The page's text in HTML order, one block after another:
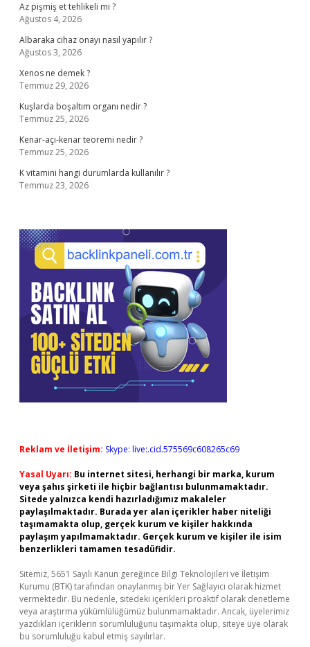
Az pişmiş et tehlikeli mi ?
Ağustos 4, 2026
Albaraka cihaz onayı nasıl yapılır ?
Ağustos 3, 2026
Xenos ne demek ?
Temmuz 29, 2026
Kuşlarda boşaltım organı nedir ?
Temmuz 25, 2026
Kenar-açı-kenar teoremi nedir ?
Temmuz 25, 2026
K vitamini hangi durumlarda kullanılır ?
Temmuz 23, 2026
Reklam ve İletişim: Skype: live:.cid.575569c608265c69
Yasal Uyarı: Bu internet sitesi, herhangi bir marka, kurum
veya şahıs şirketi ile hiçbir bağlantısı bulunmamaktadır.
Sitede yalnızca kendi hazırladığımız makaleler
paylaşılmaktadır. Burada yer alan içerikler haber niteliği
taşımamakta olup, gerçek kurum ve kişiler hakkında
paylaşım yapılmamaktadır. Gerçek kurum ve kişiler ile isim
benzerlikleri tamamen tesadüfidir.
Sitemiz, 5651 Sayılı Kanun gereğince Bilgi Teknolojileri ve İletişim
Kurumu (BTK) tarafından onaylanmış bir Yer Sağlayıcı olarak hizmet
vermektedir. Bu nedenle, sitedeki içerikleri proaktif olarak denetleme
veya araştırma yükümlülüğümüz bulunmamaktadır. Ancak, üyelerimiz
yazdıkları içeriklerin sorumluluğunu taşımakta olup, siteye üye olarak
bu sorumluluğu kabul etmiş sayılırlar.